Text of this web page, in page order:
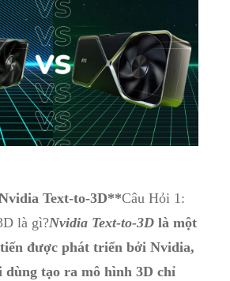
Text-to-3D**Câu Hỏi 1:
là gì?Nvidia Text-to-3D là một
được phát triển bởi Nvidia,
dùng tạo ra mô hình 3D chỉ